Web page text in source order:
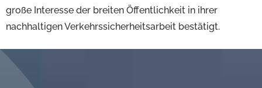
große Interesse der breiten Öffentlichkeit in ihrer
nachhaltigen Verkehrssicherheitsarbeit bestätigt.